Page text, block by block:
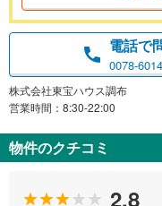
電話で
0078-
株式会社東宝ハウス調布
営業時間：8:30-22:00
物件のクチコミ
2.8